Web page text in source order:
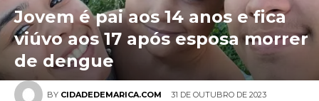
BY CIDADEDEMARICA.COM 31 DE OUTUBRO DE 2023
Jovem é pai aos 14 anos e fica
viúvo aos 17 após esposa morrer
de dengue